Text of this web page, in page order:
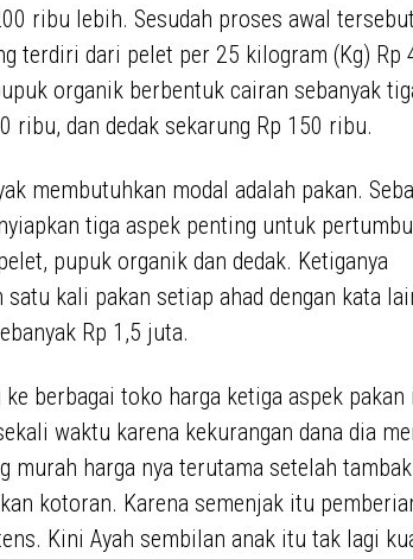
ribu lebih. Sesudah proses awal tersebut
terdiri dari pelet per 25 kilogram (Kg) Rp
organik berbentuk cairan sebanyak
ribu, dan dedak sekarung Rp 150 ribu.
membutuhkan modal adalah pakan.
tiga aspek penting untuk
pupuk organik dan dedak. Ketiganya
kali pakan setiap ahad dengan kata
Rp 1,5 juta.
berbagai toko harga ketiga aspek pakan
waktu karena kekurangan dana dia
murah harga nya terutama setelah
kotoran. Karena semenjak itu
Kini Ayah sembilan anak itu tak lagi